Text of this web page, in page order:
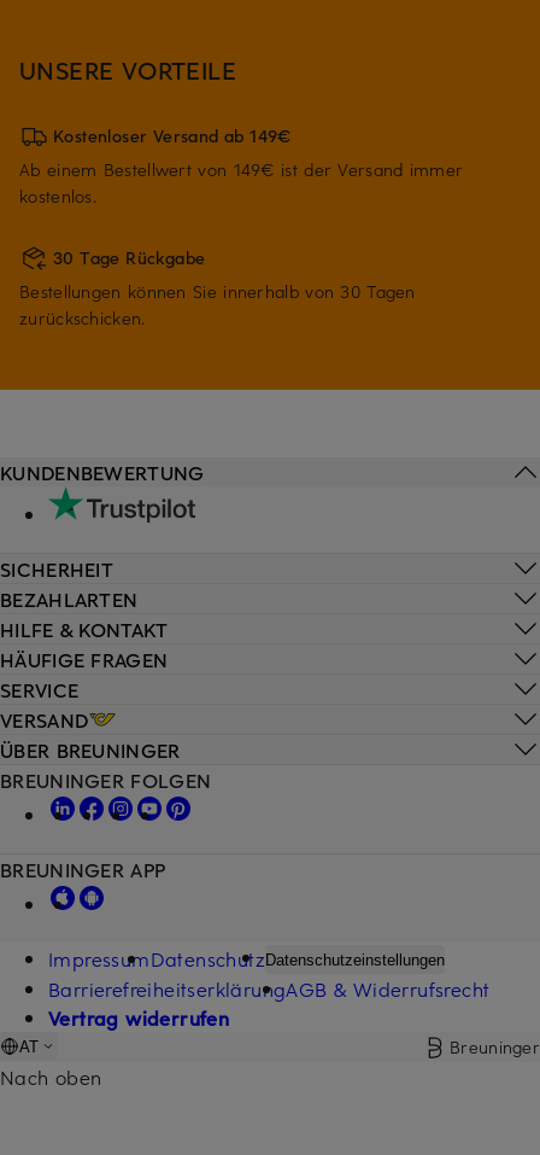
UNSERE VORTEILE
Kostenloser Versand ab 149€
Ab einem Bestellwert von 149€ ist der Versand immer
kostenlos.
30 Tage Rückgabe
Bestellungen können Sie innerhalb von 30 Tagen
zurückschicken.
HILFE & KONTAKT
HÄUFIGE FRAGEN
SERVICE
VERSAND
KUNDENBEWERTUNG
SICHERHEIT
BEZAHLARTEN
ÜBER BREUNINGER
BREUNINGER FOLGEN
BREUNINGER APP
ImpressumDatenschutzDatenschutzeinstellungen
BarrierefreiheitserklärungAGB & Widerrufsrecht
Vertrag widerrufen
AT Breuninger
Nach oben